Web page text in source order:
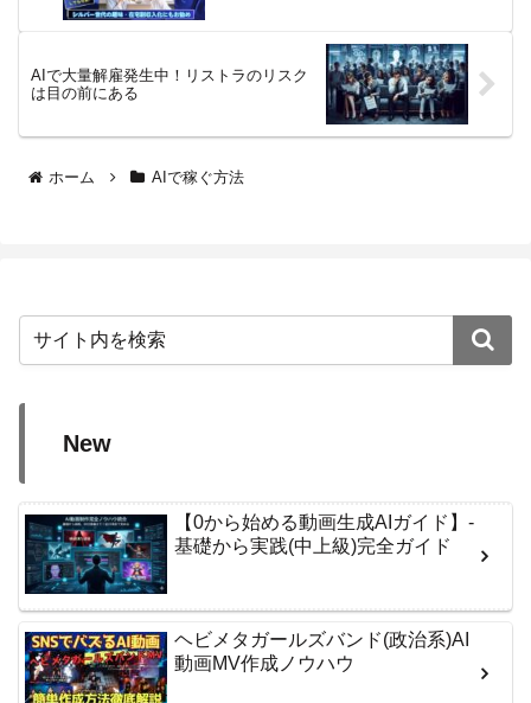
AIで大量解雇発生中！リストラのリスク
は目の前にある
ホーム AIで稼ぐ方法
New
【0から始める動画生成AIガイド】-
基礎から実践(中上級)完全ガイド
ヘビメタガールズバンド(政治系)AI
動画MV作成ノウハウ